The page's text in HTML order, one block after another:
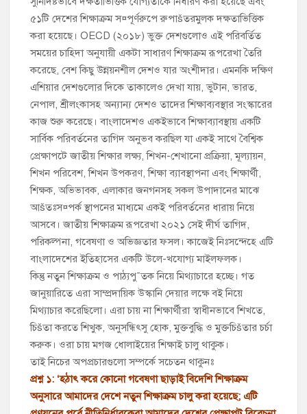
৫১টি দেশের শিক্ষাক্রম স¤পূর্ণরুপে রুপাšতরমুলক দক্ষতাভিত্তিক
করা হয়েছে। OECD (২০১৮) ভুক্ত দেশগুলোও এই পরিবর্তিত
সময়ের চাহিদা অনুযায়ী একটা সাধারণ শিক্ষাক্রম রূপরেখা তৈরি
করেছে, বেশ কিছু উন্নয়নশীল দেশও যার অংশীদার। এমনকি দক্ষিণ
এশিয়ার দেশগুলোর দিকে তাকালেও দেখা যায়, ভুটান, ভারত,
নেপাল, শ্রীলংকাসহ অন্যান্য দেশও তাদের শিক্ষাব্যবস্থার সংস্কারের
কাজ শুরু করেছে। বাংলাদেশও একইভাবে শিক্ষাব্যাবস্থায় একটি
সার্বিক পরিবর্তনের তাগিদ অনুভব করছিল যা একই সাথে বৈশ্বিক
প্রেক্ষাপটে জাতীয় শিক্ষার লক্ষ্য, শিখন-শেখানো প্রক্রিয়া, মূল্যায়ন,
শিখন পরিবেশ, শিখন উপকরণ, শিক্ষা ব্যাবস্থাপনা এবং শিক্ষার্থী,
শিক্ষক, অভিভাবক, এলাকার জনগনসহ সকল উপাদানের মাঝে
আšতঃস¤পর্ক স্থাপনের মাধ্যমে একই পরিবর্তনের ধারায় নিয়ে
আসবে। জাতীয় শিক্ষাক্রম রূপরেখা ২০২১ সেই দীর্ঘ তাগিদ,
পরিকল্পনা, গবেষণা ও অভিজ্ঞতার ফসল। কাজেই নিঃসন্দেহে এটি
বাংলাদেশের ইতিহাসের একটি উলে-খযোগ্য মাইলফলক।
কিন্তু নতুন শিক্ষাক্রম ও পাঠ্যপু¯তক নিয়ে মিথ্যাচারে হচ্ছে। গত
জানুয়ারিতে এরা সাম্প্রদায়িক উস্কানি দেয়ার লক্ষে বই নিয়ে
মিথ্যাচার করেছিলো। এরা চায় না শিক্ষার্থীরা স্বাধীনভাবে শিখতে,
চিšতা করতে শিখুক, অনুসন্ধিৎসু হোক, মুক্তবুদ্ধি ও মুক্তচিšতার চর্চা
করুক। ওরা চায় মগজ ধোলাইয়ের শিক্ষাই চালু থাকুক।
তাই নিচের অপপ্রচারগুলো সম্পর্কে সচেতন থাকুনঃ
প্রশ্ন ১: ‘হঠাৎ করে কোনো গবেষণা ছাড়াই বিদেশি শিক্ষাক্রম
অনুসারে আমাদের দেশে নতুন শিক্ষাক্রম চালু করা হয়েছে; এটি